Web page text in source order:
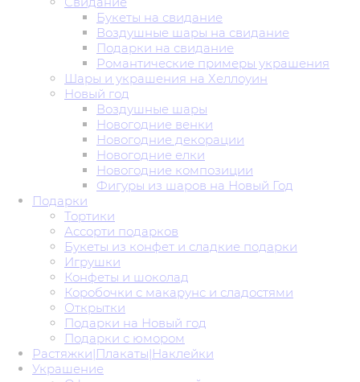
Букеты на свидание
Воздушные шары на свидание
Подарки на свидание
Романтические примеры украшения
Шары и украшения на Хеллоуин
Новый год
Воздушные шары
Новогодние венки
Новогодние декорации
Новогодние елки
Новогодние композиции
Фигуры из шаров на Новый Год
Подарки
Тортики
Ассорти подарков
Букеты из конфет и сладкие подарки
Игрушки
Конфеты и шоколад
Коробочки с макарунс и сладостями
Открытки
Подарки на Новый год
Подарки с юмором
Растяжки|Плакаты|Наклейки
Украшение